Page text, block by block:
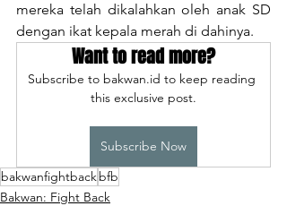
mereka telah dikalahkan oleh anak SD
dengan ikat kepala merah di dahinya.
Want to read more?
Subscribe to bakwan.id to keep reading
this exclusive post.
Subscribe Now
bakwanfightbackbfb
Bakwan: Fight Back